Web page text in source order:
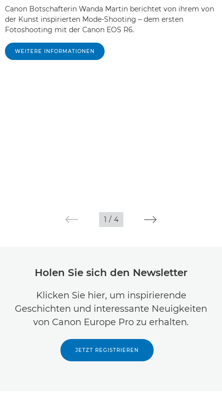
Canon Botschafterin Wanda Martin berichtet von ihrem von
der Kunst inspirierten Mode-Shooting – dem ersten
Fotoshooting mit der Canon EOS R6.
WEITERE INFORMATIONEN
1 / 4
Holen Sie sich den Newsletter
Klicken Sie hier, um inspirierende
Geschichten und interessante Neuigkeiten
von Canon Europe Pro zu erhalten.
JETZT REGISTRIEREN